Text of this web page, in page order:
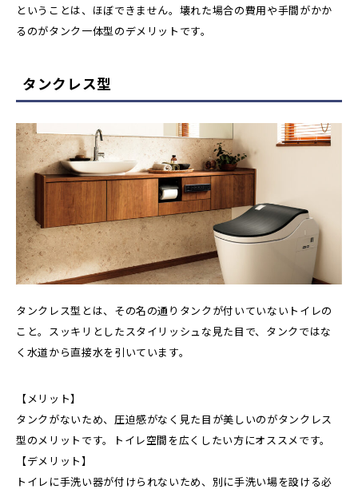
ということは、ほぼできません。壊れた場合の費用や手間がかか
るのがタンク一体型のデメリットです。
タンクレス型
タンクレス型とは、その名の通りタンクが付いていないトイレの
こと。スッキリとしたスタイリッシュな見た目で、タンクではな
く水道から直接水を引いています。
【メリット】
タンクがないため、圧迫感がなく見た目が美しいのがタンクレス
型のメリットです。トイレ空間を広くしたい方にオススメです。
【デメリット】
トイレに手洗い器が付けられないため、別に手洗い場を設ける必